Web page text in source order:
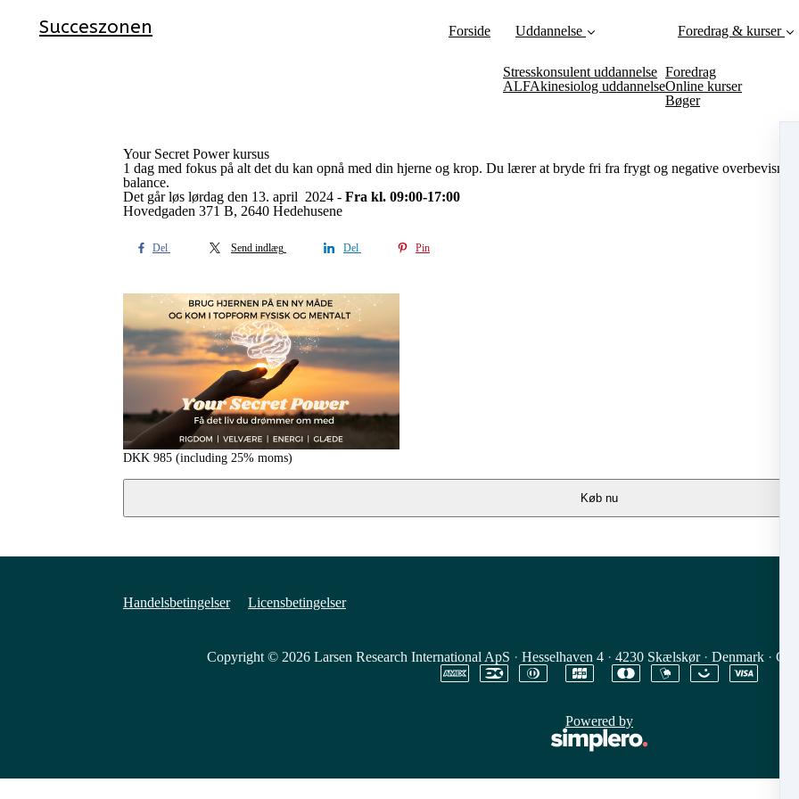
Succeszonen Forside Uddannelse
Stresskonsulent uddannelse
ALFAkinesiolog uddannelse
Foredrag & kurser
Foredrag
Online kurser
Bøger
Your Secret Power kursus
1 dag med fokus på alt det du kan opnå med din hjerne og krop. Du lærer at bryde fri fra frygt og negative
balance.
Det går løs lørdag den 13. april 2024 - Fra kl. 09:00-17:00
Hovedgaden 371 B, 2640 Hedehusene
Del Send indlæg Del Pin
DKK 985 (including 25% moms)
Køb nu
Handelsbetingelser Licensbetingelser
Copyright © 2026 Larsen Research International ApS · Hesselhaven 4 · 4230 Skælskør · Denmark ·
Powered by